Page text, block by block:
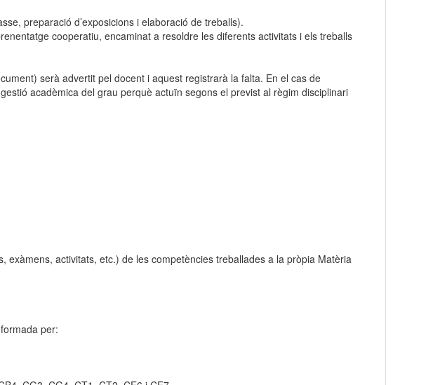
preparació d’exposicions i elaboració de treballs).
cooperatiu, encaminat a resoldre les diferents activitats i els treballs
serà advertit pel docent i aquest registrarà la falta. En el cas de
acadèmica del grau perquè actuïn segons el previst al règim disciplinari
exàmens, activitats, etc.) de les competències treballades a la pròpia Matèria
per: